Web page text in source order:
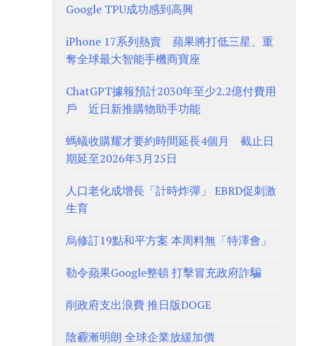
Google TPU成功感到高興
iPhone 17系列熱賣 蘋果將打低三星、重
奪全球最大智能手機商寶座
ChatGPT據報預計2030年至少2.2億付費用
戶 近日新推購物助手功能
螞蟻收購耀才要約時間延長4個月 截止日
期延至2026年3月25日
人口老化成增長「計時炸彈」 EBRD促刺激
生育
烏修訂19點和平方案 本周料無「特澤會」
勒令蘋果Google整頓 打擊冒充政府詐騙
削政府支出浪費 推日版DOGE
陰霾漸明朗 全球企業放緩加價